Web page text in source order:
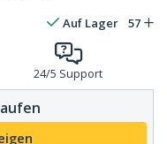
Auf Lager 57
24/5 Support